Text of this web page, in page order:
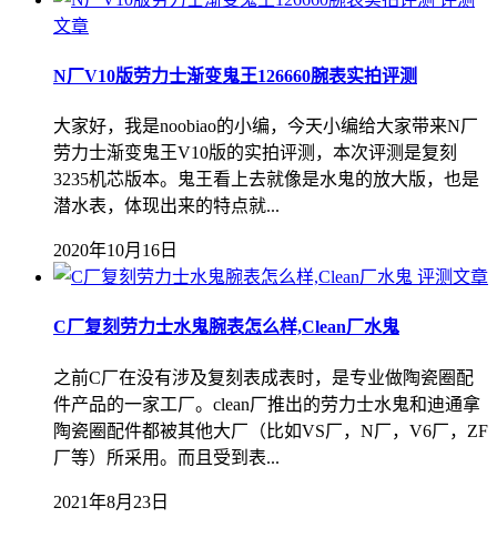
文章
N厂V10版劳力士渐变鬼王126660腕表实拍评测
大家好，我是noobiao的小编，今天小编给大家带来N厂
劳力士渐变鬼王V10版的实拍评测，本次评测是复刻
3235机芯版本。鬼王看上去就像是水鬼的放大版，也是
潜水表，体现出来的特点就...
2020年10月16日
评测文章
C厂复刻劳力士水鬼腕表怎么样,Clean厂水鬼
之前C厂在没有涉及复刻表成表时，是专业做陶瓷圈配
件产品的一家工厂。clean厂推出的劳力士水鬼和迪通拿
陶瓷圈配件都被其他大厂（比如VS厂，N厂，V6厂，ZF
厂等）所采用。而且受到表...
2021年8月23日